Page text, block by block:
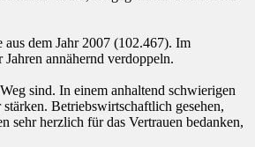
dem Jahr 2007 (102.467). Im
annähernd verdoppeln.
sind. In einem anhaltend schwierigen
Betriebswirtschaftlich gesehen,
sehr herzlich für das Vertrauen bedanken,